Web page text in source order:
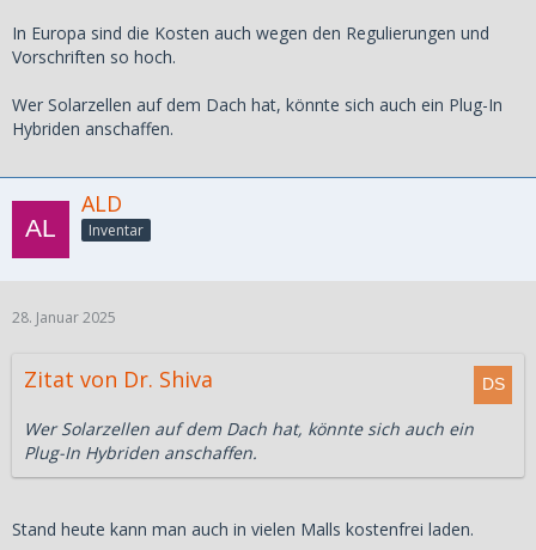
In Europa sind die Kosten auch wegen den Regulierungen und
Vorschriften so hoch.
Wer Solarzellen auf dem Dach hat, könnte sich auch ein Plug-In
Hybriden anschaffen.
ALD
Inventar
28. Januar 2025
Zitat von Dr. Shiva
Wer Solarzellen auf dem Dach hat, könnte sich auch ein
Plug-In Hybriden anschaffen.
Stand heute kann man auch in vielen Malls kostenfrei laden.